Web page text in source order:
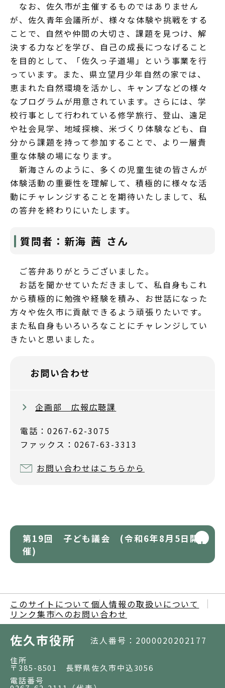
なお、佐久市が主催するものではありません
が、佐久青年会議所が、様々な体験や挑戦をする
ことで、自然や仲間の大切さ、課題を見つけ、解
決する力などを学び、自己の成長につなげること
を目的として、「佐久っ子道場」という事業を行
っています。また、県立望月少年自然の家では、
恵まれた自然環境を活かし、キャンプなどの様々
なプログラムが用意されています。さらには、学
校行事として行われている修学旅行、登山、遠足
や社会見学、地域探検、米づくり体験なども、自
分から課題を持って参加することで、より一層貴
重な体験の場になります。
新海さんのように、多くの児童生徒の皆さんが
体験活動の重要性を理解して、積極的に様々な活
動にチャレンジすることを期待いたしまして、私
の答弁を終わりにいたします。
質問者：新海 茜 さん
ご答弁ありがとうございました。
お話を聞かせていただきまして、私自身もこれ
から積極的に勉強や経験を積み、お世話になった
方々や佐久市に貢献できるよう頑張りたいです。
また私自身もいろいろなことにチャレンジしてい
きたいと思いました。
お問い合わせ
企画部 広報広聴課
電話：0267-62-3075
ファックス：0267-63-3313
お問い合わせはこちらから
第19回 子ども議会 (令和6年8月5日開
催)
このサイトについて 個人情報の取扱いについて
リンク集市へのお問い合わせ
佐久市役所 法人番号：2000020202177
住所
〒385-8501 長野県佐久市中込3056
電話番号